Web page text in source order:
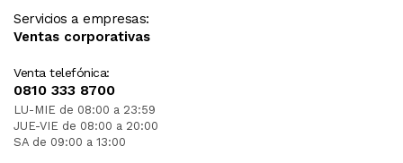
Servicios a empresas:
Ventas corporativas
Venta telefónica:
0810 333 8700
LU-MIE de 08:00 a 23:59
JUE-VIE de 08:00 a 20:00
SA de 09:00 a 13:00